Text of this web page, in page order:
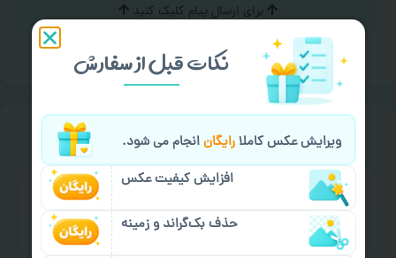
برای ارسال پیام کلیک کنید
خیالت راحت ازسفارش گیری
نکات قبل از سفارش
ویرایش عکس کاملارایگانانجام می شود.
افزایش کیفیت عکس
حذف بک‌گراند و زمینه